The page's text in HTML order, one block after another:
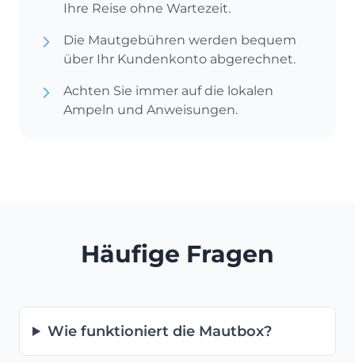
Ihre Reise ohne Wartezeit.
Die Mautgebühren werden bequem
über Ihr Kundenkonto abgerechnet.
Achten Sie immer auf die lokalen
Ampeln und Anweisungen.
Häufige Fragen
Wie funktioniert die Mautbox?